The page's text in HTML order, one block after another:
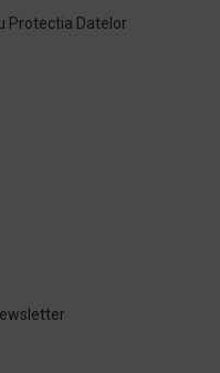
Protectia Datelor